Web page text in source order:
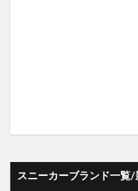
スニーカーブランド一覧/